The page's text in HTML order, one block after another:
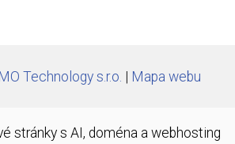
Technology s.r.o. | Mapa webu
stránkys AI, doména a webhosting